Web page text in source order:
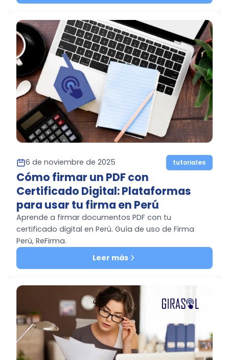
6 de noviembre de 2025 tutoriales
Cómo firmar un PDF con
Certificado Digital: Plataformas
para usar tu firma en Perú
Aprende a firmar documentos PDF con tu
certificado digital en Perú. Guía de uso de Firma
Perú, ReFirma.
Leer más